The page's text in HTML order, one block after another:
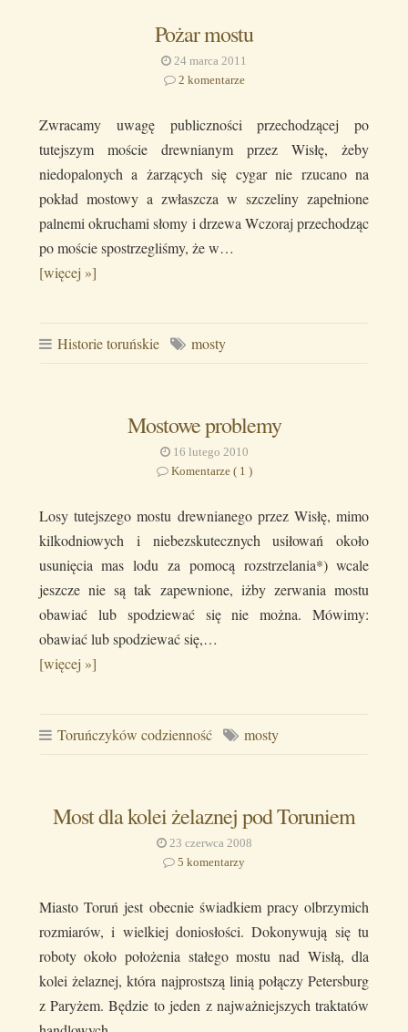
Pożar mostu
24 marca 2011
2 komentarze
Zwracamy uwagę publiczności przechodzącej po
tutejszym moście drewnianym przez Wisłę, żeby
niedopalonych a żarzących się cygar nie rzucano na
pokład mostowy a zwłaszcza w szczeliny zapełnione
palnemi okruchami słomy i drzewa Wczoraj przechodząc
po moście spostrzegliśmy, że w…
[więcej »]
Historie toruńskie mosty
Mostowe problemy
16 lutego 2010
Komentarze ( 1 )
Losy tutejszego mostu drewnianego przez Wisłę, mimo
kilkodniowych i niebezskutecznych usiłowań około
usunięcia mas lodu za pomocą rozstrzelania*) wcale
jeszcze nie są tak zapewnione, iżby zerwania mostu
obawiać lub spodziewać się nie można. Mówimy:
obawiać lub spodziewać się,…
[więcej »]
Toruńczyków codzienność mosty
Most dla kolei żelaznej pod Toruniem
23 czerwca 2008
5 komentarzy
Miasto Toruń jest obecnie świadkiem pracy olbrzymich
rozmiarów, i wielkiej doniosłości. Dokonywują się tu
roboty około położenia stałego mostu nad Wisłą, dla
kolei żelaznej, która najprostszą linią połączy Petersburg
z Paryżem. Będzie to jeden z najważniejszych traktatów